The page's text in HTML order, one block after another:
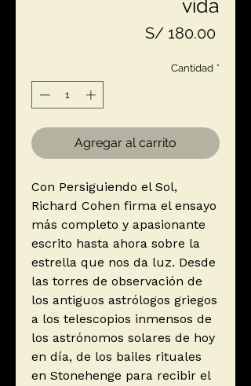
vida
S/ 180.00Precio
Cantidad *
Agregar al carrito
Con Persiguiendo el Sol,
Richard Cohen firma el ensayo
más completo y apasionante
escrito hasta ahora sobre la
estrella que nos da luz. Desde
las torres de observación de
los antiguos astrólogos griegos
a los telescopios inmensos de
los astrónomos solares de hoy
en día, de los bailes rituales
en Stonehenge para recibir el